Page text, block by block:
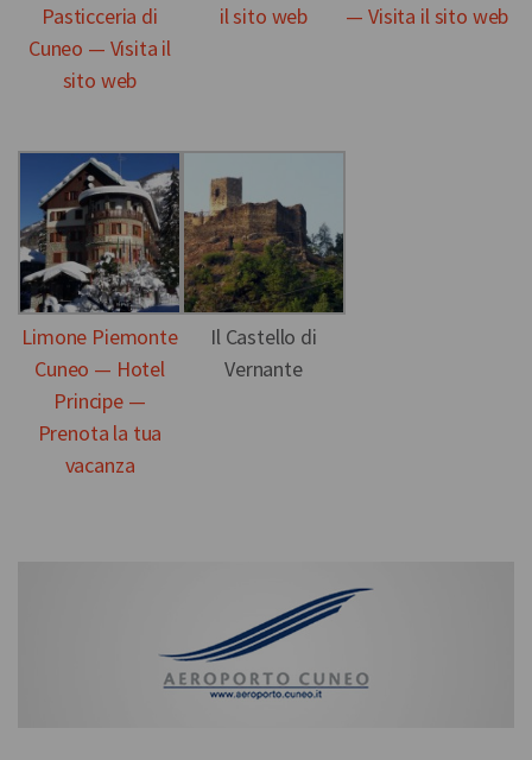
Pasticceria di
Cuneo — Visita il
sito web
il sito web
— Visita il sito web
Limone Piemonte
Cuneo — Hotel
Principe —
Prenota la tua
vacanza
Il Castello di
Vernante